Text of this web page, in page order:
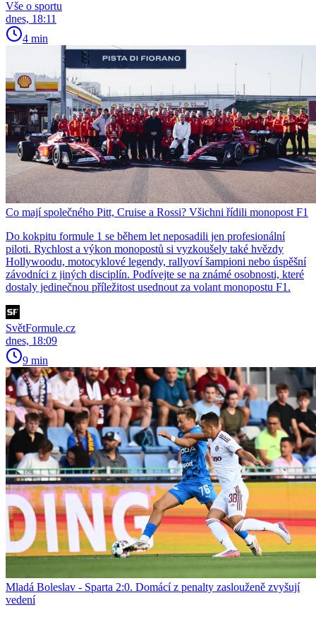
Vše o sportu
dnes, 18:11
4 min
Co mají společného Pitt, Cruise a Rossi? Všichni řídili monopost F1
Do kokpitu formule 1 se během let neposadili jen profesionální
piloti. Rychlost a výkon monopostů si vyzkoušely také hvězdy
Hollywoodu, motocyklové legendy, rallyoví šampioni nebo úspěšní
závodníci z jiných disciplín. Podívejte se na známé osobnosti, které
dostaly jedinečnou příležitost usednout za volant monopostu F1.
SvětFormule.cz
dnes, 18:09
9 min
Mladá Boleslav - Sparta 2:0. Domácí z penalty zaslouženě zvyšují
vedení